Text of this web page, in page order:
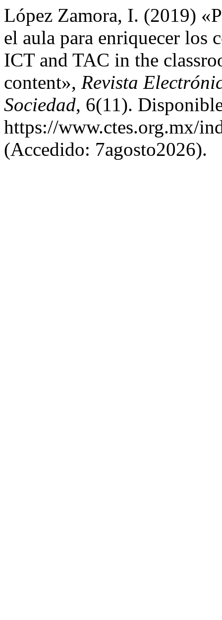
López Zamora, I. (2019)
el aula para enriquecer los
ICT and TAC in the
content», Revista
Sociedad, 6(11).
https://www.ctes.org.mx/
(Accedido: 7agosto2026).